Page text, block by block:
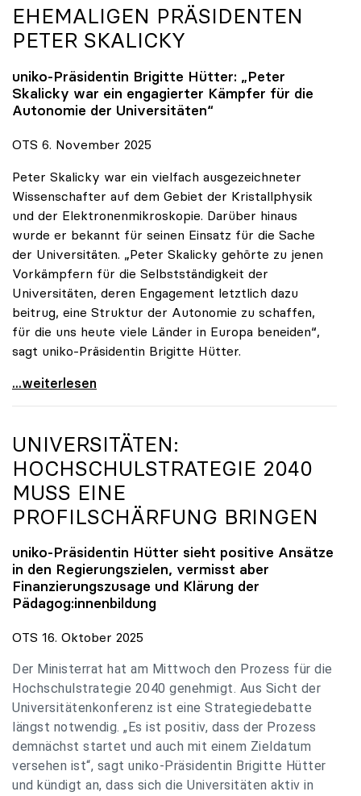
EHEMALIGEN PRÄSIDENTEN
PETER SKALICKY
uniko-Präsidentin Brigitte Hütter: „Peter
Skalicky war ein engagierter Kämpfer für die
Autonomie der Universitäten“
OTS 6. November 2025
Peter Skalicky war ein vielfach ausgezeichneter
Wissenschafter auf dem Gebiet der Kristallphysik
und der Elektronenmikroskopie. Darüber hinaus
wurde er bekannt für seinen Einsatz für die Sache
der Universitäten. „Peter Skalicky gehörte zu jenen
Vorkämpfern für die Selbstständigkeit der
Universitäten, deren Engagement letztlich dazu
beitrug, eine Struktur der Autonomie zu schaffen,
für die uns heute viele Länder in Europa beneiden“,
sagt uniko-Präsidentin Brigitte Hütter.
uniko trauert um ehemaligen Präsidenten Peter
...weiterlesen
UNIVERSITÄTEN:
HOCHSCHULSTRATEGIE 2040
MUSS EINE
PROFILSCHÄRFUNG BRINGEN
uniko-Präsidentin Hütter sieht positive Ansätze
in den Regierungszielen, vermisst aber
Finanzierungszusage und Klärung der
Pädagog:innenbildung
OTS 16. Oktober 2025
Der Ministerrat hat am Mittwoch den Prozess für die
Hochschulstrategie 2040 genehmigt. Aus Sicht der
Universitätenkonferenz ist eine Strategiedebatte
längst notwendig. „Es ist positiv, dass der Prozess
demnächst startet und auch mit einem Zieldatum
versehen ist“, sagt uniko-Präsidentin Brigitte Hütter
und kündigt an, dass sich die Universitäten aktiv in